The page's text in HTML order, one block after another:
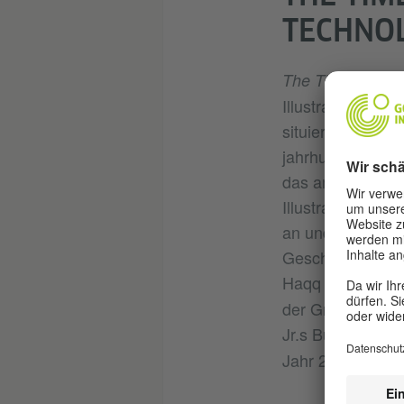
The Timeline of
Illustrators
situiert Techno-
das am Ende
Illustrationen
an und
Geschichte
Haqq in seinem
der Graphic
Jr.s Buch über
Jahr 2021.